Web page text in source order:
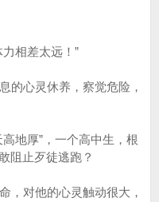
相差太远！”
的心灵休养，察觉危险，
地厚”，一个高中生，根
阻止歹徒逃跑？
，对他的心灵触动很大，